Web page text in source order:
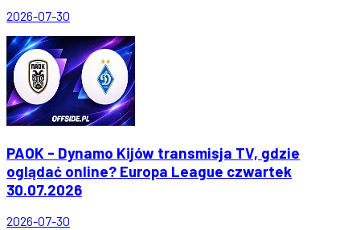
2026-07-30
PAOK - Dynamo Kijów transmisja TV, gdzie
oglądać online? Europa League czwartek
30.07.2026
2026-07-30